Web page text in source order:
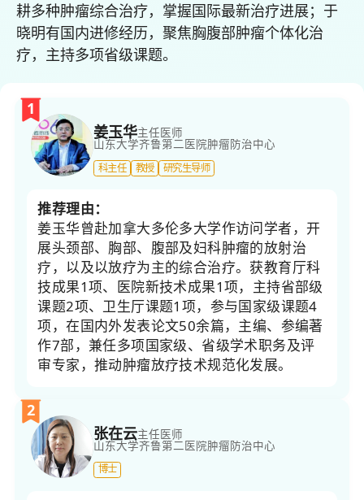
耕多种肿瘤综合治疗，掌握国际最新治疗进展；于
晓明有国内进修经历，聚焦胸腹部肿瘤个体化治
疗，主持多项省级课题。
1
姜玉华主任医师
山东大学齐鲁第二医院肿瘤防治中心
科主任 教授 研究生导师
推荐理由：
姜玉华曾赴加拿大多伦多大学作访问学者，开
展头颈部、胸部、腹部及妇科肿瘤的放射治
疗，以及以放疗为主的综合治疗。获教育厅科
技成果1项、医院新技术成果1项，主持省部级
课题2项、卫生厅课题1项，参与国家级课题4
项，在国内外发表论文50余篇，主编、参编著
作7部，兼任多项国家级、省级学术职务及评
审专家，推动肿瘤放疗技术规范化发展。
2
张在云主任医师
山东大学齐鲁第二医院肿瘤防治中心
博士